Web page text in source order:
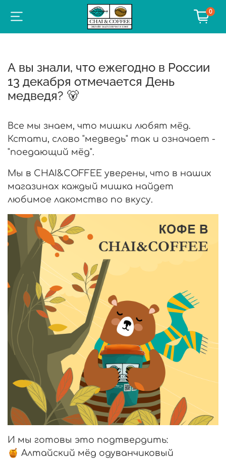
0
А вы знали, что ежегодно в России
13 декабря отмечается День
медведя? 🐻
Все мы знаем, что мишки любят мёд.
Кстати, слово "медведь" так и означает -
"поедающий мёд".
Мы в CHAI&COFFEE уверены, что в наших
магазинах каждый мишка найдет
любимое лакомство по вкусу.
И мы готовы это подтвердить:
🍯 Алтайский мёд одуванчиковый